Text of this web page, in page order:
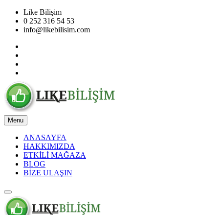
Like Bilişim
0 252 316 54 53
info@likebilisim.com
Menu
ANASAYFA
HAKKIMIZDA
ETKİLİ MAĞAZA
BLOG
BİZE ULAŞIN